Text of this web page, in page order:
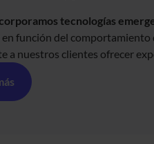
tecnologías
función del
a nuestros clientes ofrecer